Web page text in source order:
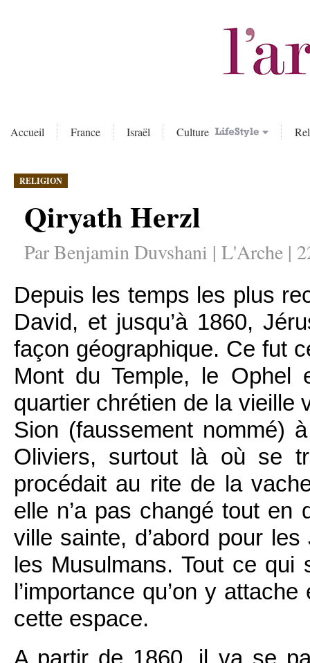
Accueil France Israël Culture
RELIGION
Qiryath Herzl
Par Benjamin Duvshani | L'Arche |
Depuis les temps les plus
David, et jusqu’à 1860,
façon géographique. Ce fut
Mont du Temple, le
quartier chrétien de la vieille
Sion (faussement nommé)
Oliviers, surtout là où se
procédait au rite de la
elle n’a pas changé tout en
ville sainte, d’abord pour
les Musulmans. Tout ce qui
l’importance qu’on y
cette espace.
A partir de 1860, il va se